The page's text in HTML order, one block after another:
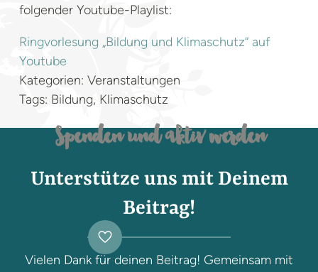
folgender Youtube-Playlist:
Ringvorlesung „Bildung und Klimaschutz“ auf
Youtube
Kategorien: Veranstaltungen
Tags: Bildung, Klimaschutz
Spenden und aktiv werden
Unterstütze uns mit Deinem
Beitrag!
Vielen Dank für deinen Beitrag! Gemeinsam mit